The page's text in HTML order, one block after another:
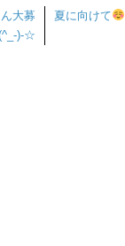
大募
)-☆
夏に向けて